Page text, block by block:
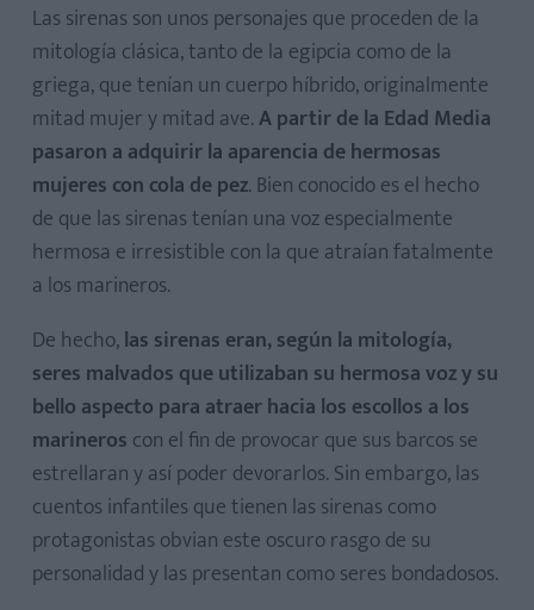
Las sirenas son unos personajes que proceden de la
mitología clásica, tanto de la egipcia como de la
griega, que tenían un cuerpo híbrido, originalmente
mitad mujer y mitad ave.A partir de la Edad Media
pasaron a adquirir la aparencia de hermosas
mujeres con cola de pez. Bien conocido es el hecho
de que las sirenas tenían una voz especialmente
hermosa e irresistible con la que atraían fatalmente
a los marineros.
De hecho,las sirenas eran, según la mitología,
seres malvados que utilizaban su hermosa voz y su
bello aspecto para atraer hacia los escollos a los
marineros con el fin de provocar que sus barcos se
estrellaran y así poder devorarlos. Sin embargo, las
cuentos infantiles que tienen las sirenas como
protagonistas obvian este oscuro rasgo de su
personalidad y las presentan como seres bondadosos.